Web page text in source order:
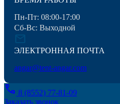
Пн-Пт: 08:00-17:00
Сб-Вс: Выходной
ЭЛЕКТРОННАЯ ПОЧТА
angar@tent-angar.com
call 8 (8552) 77-81-09
Заказать звонок